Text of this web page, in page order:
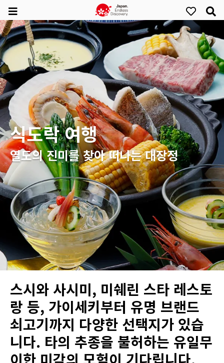
식도락 여행
열도의 진미를 찾아 떠나는 대장정
스시와 사시미, 미쉐린 스타 레스토
랑 등, 가이세키부터 유명 브랜드
쇠고기까지 다양한 선택지가 있습
니다. 타의 추종을 불허하는 유일무
이한 미각의 모험이 기다립니다.